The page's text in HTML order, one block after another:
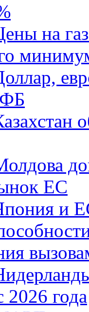
на
ЕС
и
2026 года